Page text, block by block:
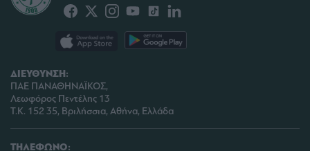
ΔΙΕΥΘΥΝΣΗ:
ΠΑΕ ΠΑΝΑΘΗΝΑΪΚΟΣ,
Λεωφόρος Πεντέλης 13
Τ.Κ. 152 35, Βριλήσσια, Αθήνα, Ελλάδα
ΤΗΛΕΦΩΝΟ: